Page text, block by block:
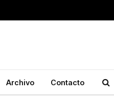
Archivo Contacto